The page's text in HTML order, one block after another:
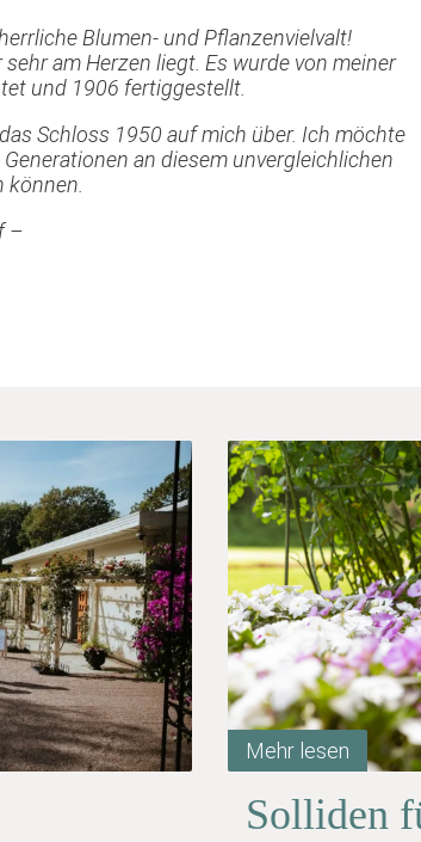
Blumen- und Pflanzenvielvalt!
am Herzen liegt. Es wurde von meiner
und 1906 fertiggestellt.
Schloss 1950 auf mich über. Ich möchte
an diesem unvergleichlichen
–
Mehr lesen
Solliden